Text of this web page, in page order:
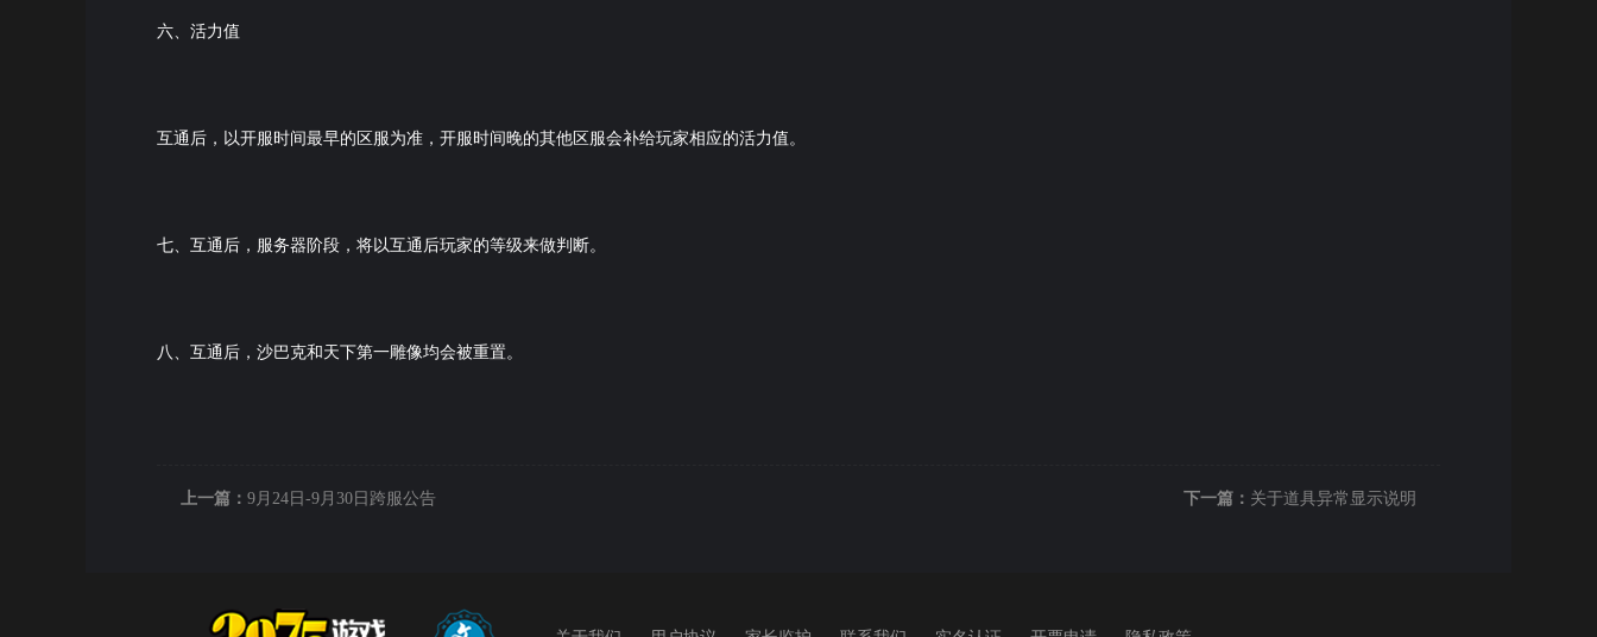
六、活力值
互通后，以开服时间最早的区服为准，开服时间晚的其他区服会补给玩家相应的活力值。
七、互通后，服务器阶段，将以互通后玩家的等级来做判断。
八、互通后，沙巴克和天下第一雕像均会被重置。
上一篇： 9月24日-9月30日跨服公告 下一篇： 关于道具异常显示说明